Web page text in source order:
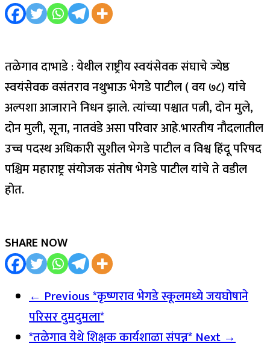
‍तळेगाव दाभाडे : येथील राष्ट्रीय स्वयंसेवक संघाचे ज्येष्ठ
स्वयंसेवक वसंतराव नथुभाऊ भेगडे पाटील ( वय ७८) यांचे
अल्पशा आजाराने निधन झाले. त्यांच्या पश्चात पत्नी, दोन मुले,‌
दोन मुली, सूना, नातवंडे असा परिवार आहे.भारतीय नौदलातील
उच्च पदस्थ अधिकारी सुशील भेगडे पाटील व विश्व हिंदू परिषद
पश्चिम महाराष्ट्र संयोजक संतोष भेगडे पाटील यांचे ते वडील
होत.
SHARE NOW
← Previous*कृष्णराव भेगडे स्कूलमध्ये जयघोषाने
परिसर दुमदुमला*
*तळेगाव येथे शिक्षक कार्यशाळा संपन्न*Next →